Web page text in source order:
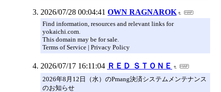
2026/07/28 00:04:41 OWN RAGNAROK
Find information, resources and relevant links for
yokaichi.com.
This domain may be for sale.
Terms of Service | Privacy Policy
2026/07/17 16:11:04 ＲＥＤ ＳＴＯＮＥ
2026年8月12日（水）のPmang決済システムメンテナンス
のお知らせ